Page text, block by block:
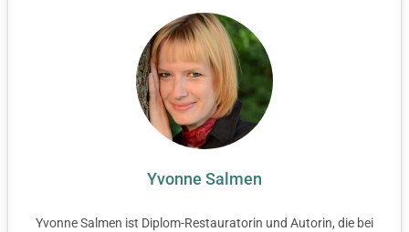
Yvonne Salmen
Yvonne Salmen ist Diplom-Restauratorin und Autorin, die bei